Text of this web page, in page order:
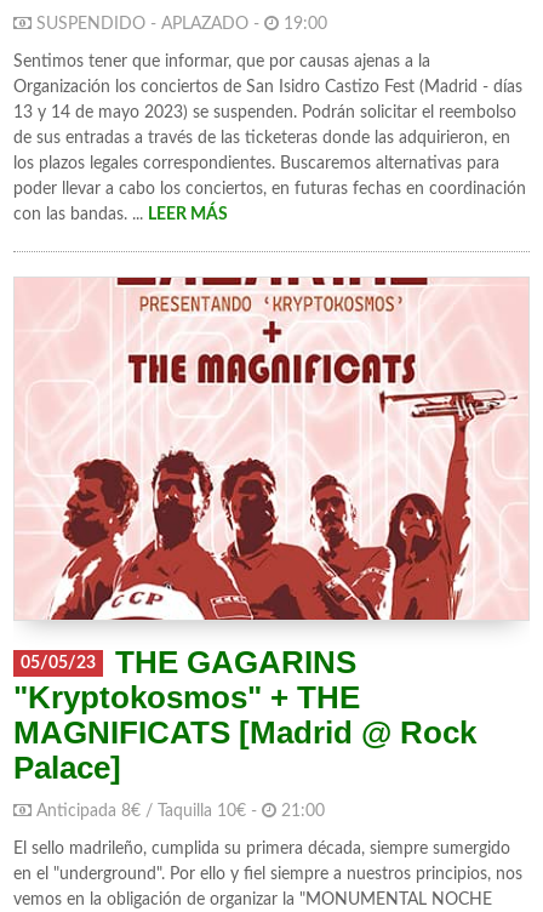
SUSPENDIDO - APLAZADO - 19:00
Sentimos tener que informar, que por causas ajenas a la
Organización los conciertos de San Isidro Castizo Fest (Madrid - días
13 y 14 de mayo 2023) se suspenden. Podrán solicitar el reembolso
de sus entradas a través de las ticketeras donde las adquirieron, en
los plazos legales correspondientes. Buscaremos alternativas para
poder llevar a cabo los conciertos, en futuras fechas en coordinación
con las bandas. ... LEER MÁS
05/05/23
THE GAGARINS
"Kryptokosmos" + THE
MAGNIFICATS [Madrid @ Rock
Palace]
Anticipada 8€ / Taquilla 10€ - 21:00
El sello madrileño, cumplida su primera década, siempre sumergido
en el "underground". Por ello y fiel siempre a nuestros principios, nos
vemos en la obligación de organizar la "MONUMENTAL NOCHE